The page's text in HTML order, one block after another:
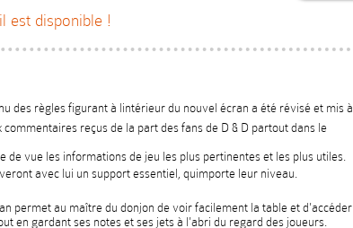
est disponible !
des règles figurant à lintérieur du nouvel écran a été révisé et mis à
reçus de la part des fans de D & D partout dans le
de vue les informations de jeu les plus pertinentes et les plus utiles.
avec lui un support essentiel, quimporte leur niveau.
permet au maître du donjon de voir facilement la table et d'accéder
en gardant ses notes et ses jets à l'abri du regard des joueurs.